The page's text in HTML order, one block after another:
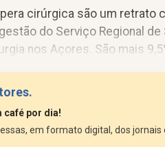
cirúrgica são um retrato
do Serviço Regional
nos Açores. São mais
café por dia!
em formato digital, dos